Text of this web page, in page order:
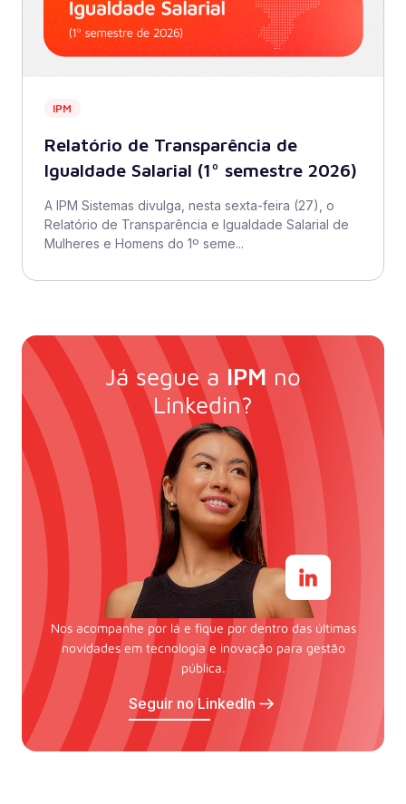
IPM
Relatório de Transparência de
Igualdade Salarial (1º semestre 2026)
A IPM Sistemas divulga, nesta sexta-feira (27), o
Relatório de Transparência e Igualdade Salarial de
Mulheres e Homens do 1º seme...
Já segue a IPM no
Linkedin?
Nos acompanhe por lá e fique por dentro das últimas
novidades em tecnologia e inovação para gestão
pública.
Seguir no LinkedIn